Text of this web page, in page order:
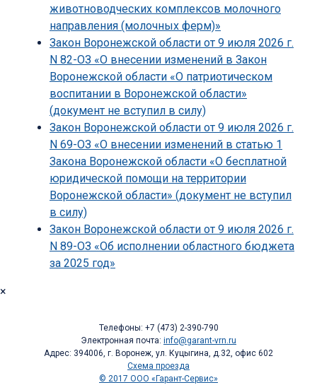
животноводческих комплексов молочного
направления (молочных ферм)»
Закон Воронежской области от 9 июля 2026 г.
N 82-ОЗ «О внесении изменений в Закон
Воронежской области «О патриотическом
воспитании в Воронежской области»
(документ не вступил в силу)
Закон Воронежской области от 9 июля 2026 г.
N 69-ОЗ «О внесении изменений в статью 1
Закона Воронежской области «О бесплатной
юридической помощи на территории
Воронежской области» (документ не вступил
в силу)
Закон Воронежской области от 9 июля 2026 г.
N 89-ОЗ «Об исполнении областного бюджета
за 2025 год»
×
Телефоны: +7 (473) 2-390-790
Электронная почта: info@garant-vrn.ru
Адрес: 394006, г. Воронеж, ул. Куцыгина, д.32, офис 602
Схема проезда
© 2017 ООО «Гарант-Сервис»